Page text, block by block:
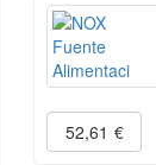
52,61 €